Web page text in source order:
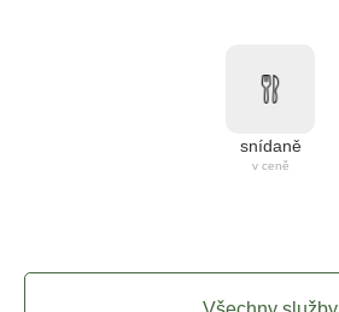
snídaně
v ceně